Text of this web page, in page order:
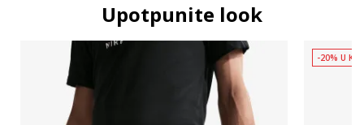
Upotpunite look
-20% U